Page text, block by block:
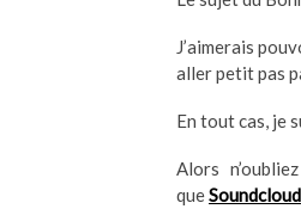
J’aimerais
aller petit pas
En tout cas, je
Alors
queSoundcloud